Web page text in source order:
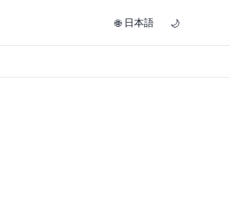
🌐 日本語 🌙